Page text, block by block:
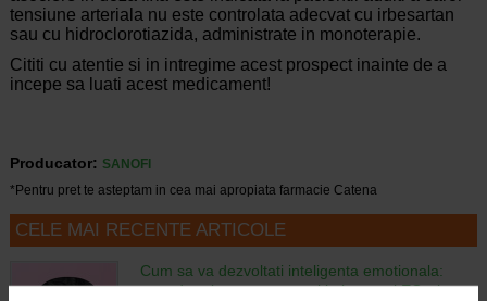
tensiune arteriala nu este controlata adecvat cu irbesartan
sau cu hidroclorotiazida, administrate in monoterapie.
Cititi cu atentie si in intregime acest prospect inainte de a
incepe sa luati acest medicament!
Producator: SANOFI
*Pentru pret te asteptam in cea mai apropiata farmacie Catena
CELE MAI RECENTE ARTICOLE
Cum sa va dezvoltati inteligenta emotionala:
metode prin care va puteti imbunatati EQ-ul